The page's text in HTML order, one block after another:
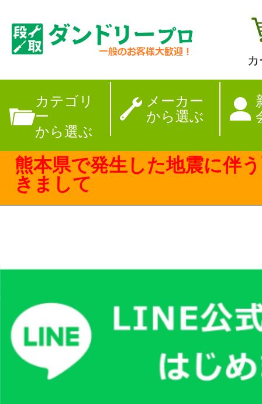
カテゴリ
ー
から選ぶ
メーカー
から選ぶ
【夏季休暇のお
熊本県で発生した地震に伴
きまして